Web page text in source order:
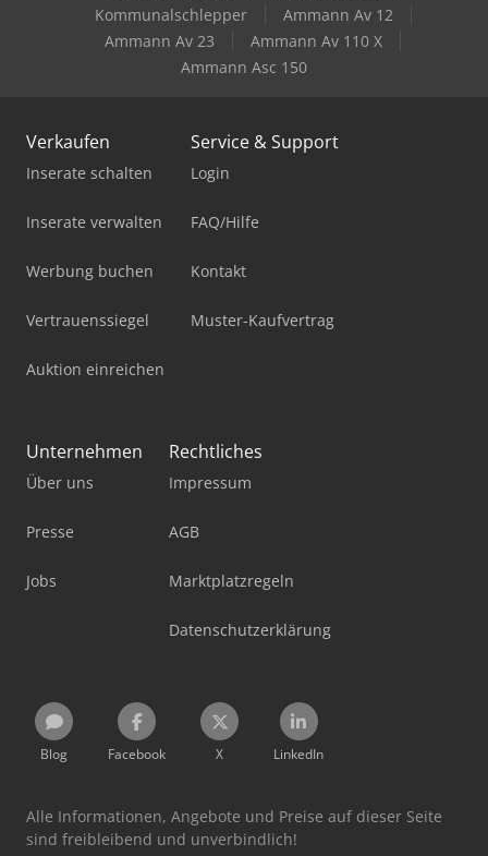
Kommunalschlepper
Ammann Av 12
Ammann Av 23
Ammann Av 110 X
Ammann Asc 150
Verkaufen
Inserate schalten
Inserate verwalten
Werbung buchen
Vertrauenssiegel
Auktion einreichen
Service & Support
Login
FAQ/Hilfe
Kontakt
Muster-Kaufvertrag
Unternehmen
Über uns
Presse
Jobs
Rechtliches
Impressum
AGB
Marktplatzregeln
Datenschutzerklärung
Blog Facebook X LinkedIn
Alle Informationen, Angebote und Preise auf dieser Seite
sind freibleibend und unverbindlich!